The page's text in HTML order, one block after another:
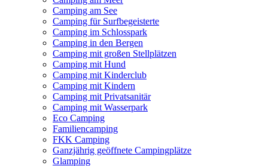
Camping am See
Camping für Surfbegeisterte
Camping im Schlosspark
Camping in den Bergen
Camping mit großen Stellplätzen
Camping mit Hund
Camping mit Kinderclub
Camping mit Kindern
Camping mit Privatsanitär
Camping mit Wasserpark
Eco Camping
Familiencamping
FKK Camping
Ganzjährig geöffnete Campingplätze
Glamping